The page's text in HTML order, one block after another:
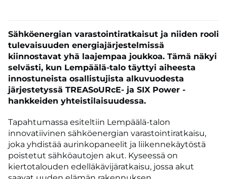
Sähköenergian varastointiratkaisut ja niiden rooli
tulevaisuuden energiajärjestelmissä
kiinnostavat yhä laajempaa joukkoa. Tämä näkyi
selvästi, kun Lempäälä-talo täyttyi aiheesta
innostuneista osallistujista alkuvuodesta
järjestetyssä TREASoURcE- ja SIX Power -
hankkeiden yhteistilaisuudessa.
Tapahtumassa esiteltiin Lempäälä-talon
innovatiivinen sähköenergian varastointiratkaisu,
joka yhdistää aurinkopaneelit ja liikennekäytöstä
poistetut sähköautojen akut. Kyseessä on
kiertotalouden edelläkävijäratkaisu, jossa akut